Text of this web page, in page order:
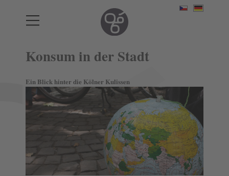
Konsum in der Stadt
Ein Blick hinter die Kölner Kulissen